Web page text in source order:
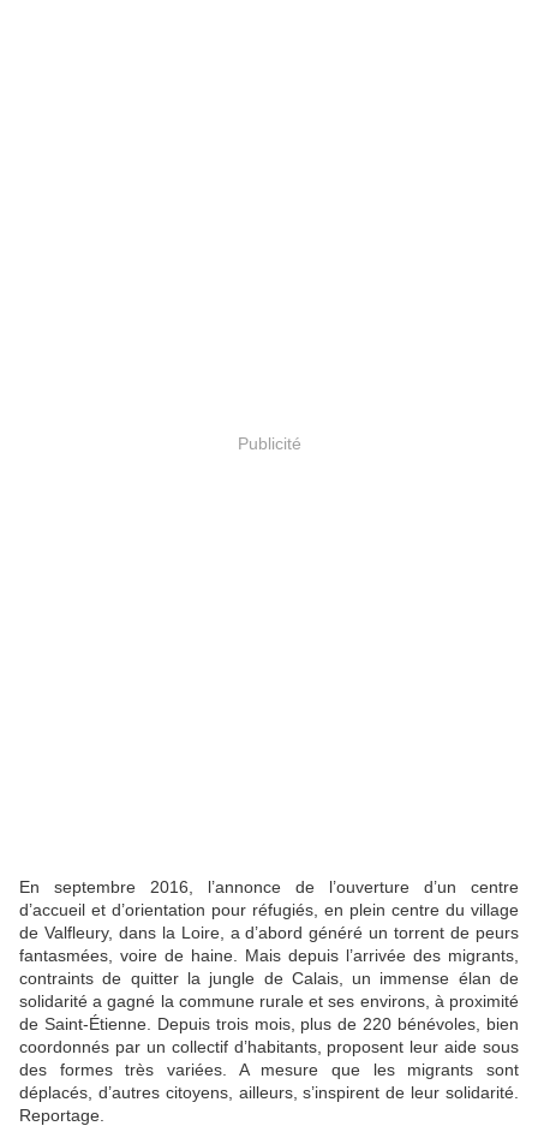
Publicité
En septembre 2016, l’annonce de l’ouverture d’un centre
d’accueil et d’orientation pour réfugiés, en plein centre du village
de Valfleury, dans la Loire, a d’abord généré un torrent de peurs
fantasmées, voire de haine. Mais depuis l’arrivée des migrants,
contraints de quitter la jungle de Calais, un immense élan de
solidarité a gagné la commune rurale et ses environs, à proximité
de Saint-Étienne. Depuis trois mois, plus de 220 bénévoles, bien
coordonnés par un collectif d’habitants, proposent leur aide sous
des formes très variées. A mesure que les migrants sont
déplacés, d’autres citoyens, ailleurs, s’inspirent de leur solidarité.
Reportage.